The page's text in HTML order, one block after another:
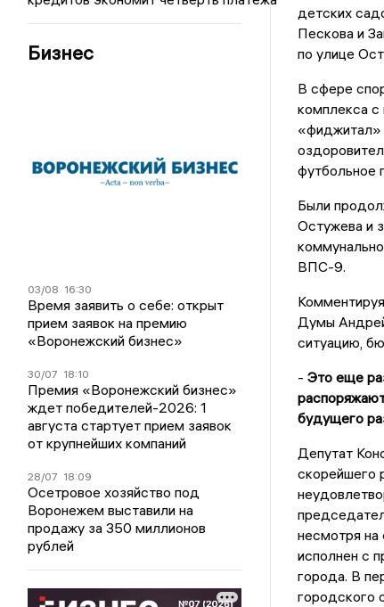
Бизнес
03/08 16:30
Время заявить о себе: открыт
прием заявок на премию
«Воронежский бизнес»
30/07 18:10
Премия «Воронежский бизнес»
ждет победителей-2026: 1
августа стартует прием заявок
от крупнейших компаний
28/07 18:09
Осетровое хозяйство под
Воронежем выставили на
продажу за 350 миллионов
рублей
детских
Пескова и
по улице
В сфере
комплекса
«фиджитал»
футбольное
Были
Остужева и
ВПС-9.
Думы
ситуацию,
- Это еще
будущего
Депутат
скорейшего
несмотря
исполнен с
города. В
городского